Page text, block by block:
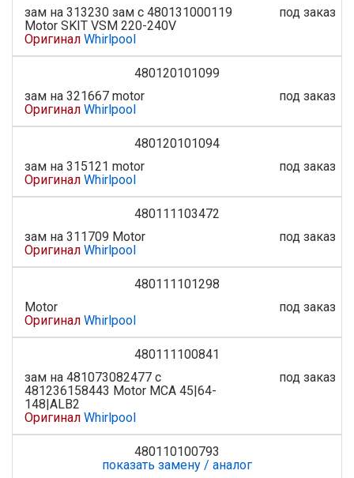
зам на 313230 зам с 480131000119
Motor SKIT VSM 220-240V
Оригинал Whirlpool
под заказ
480120101099
зам на 321667 motor
Оригинал Whirlpool
под заказ
480120101094
зам на 315121 motor
Оригинал Whirlpool
под заказ
480111103472
зам на 311709 Motor
Оригинал Whirlpool
под заказ
480111101298
Motor
Оригинал Whirlpool
под заказ
480111100841
зам на 481073082477 c
481236158443 Motor MCA 45|64-
148|ALB2
Оригинал Whirlpool
под заказ
480110100793
показать замену / аналог